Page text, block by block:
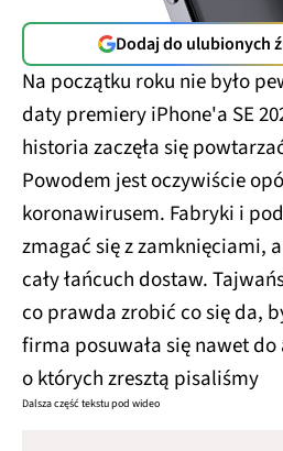
Dodaj do ulubionych
Na początku roku nie było
daty premiery iPhone'a SE
historia zaczęła się
Powodem jest oczywiście
koronawirusem. Fabryki i
zmagać się z zamknięciami,
cały łańcuch dostaw.
co prawda zrobić co się da,
firma posuwała się nawet
o których zresztą pisaliśmy
Dalsza część tekstu pod wideo